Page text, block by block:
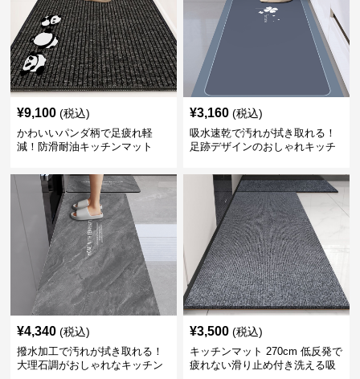
¥9,100 (税込)
かわいいパンダ柄で足疲れ軽
減！防滑耐油キッチンマット
¥3,160 (税込)
吸水速乾で汚れが拭き取れる！
足跡デザインのおしゃれキッチ
¥4,340 (税込)
撥水加工で汚れが拭き取れる！
大理石調がおしゃれなキッチン
¥3,500 (税込)
キッチンマット 270cm 低反発で
疲れない滑り止め付き洗える吸